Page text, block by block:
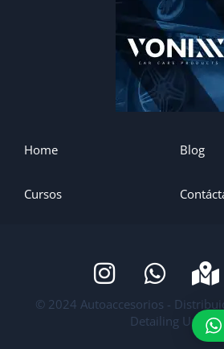
Home Blog
Cursos
© 2024 Autoaccesorios -
Detailing